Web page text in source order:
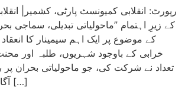
کے زیرِ اہتمام ”ماحولیاتی تبدیلی، سماجی
کے موضوع پر ایک اہم سیمینار کا
خرابی کے باوجود شہریوں، طلبہ اور
تعداد نے شرکت کی، جو ماحولیاتی بحران
آگاہی اور دلچسپی کا […]